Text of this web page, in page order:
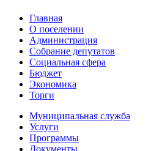
Главная
О поселении
Администрация
Собрание депутатов
Социальная сфера
Бюджет
Экономика
Торги
Муниципальная служба
Услуги
Программы
Документы